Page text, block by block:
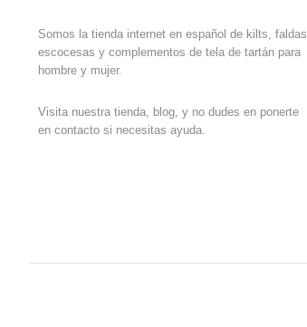
Somos la tienda internet en español de kilts, faldas
escocesas y complementos de tela de tartán para
hombre y mujer.
Visita nuestra tienda, blog, y no dudes en ponerte
en contacto si necesitas ayuda.